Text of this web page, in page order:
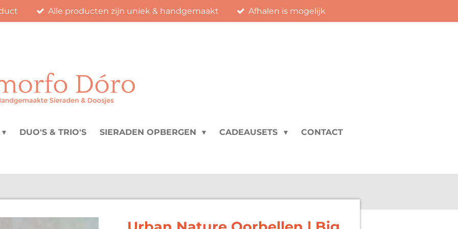
Alle producten zijn uniek & handgemaakt Afhalen is mogelijk
DUO'S & TRIO'S SIERADEN OPBERGEN CADEAUSETS CONTACT